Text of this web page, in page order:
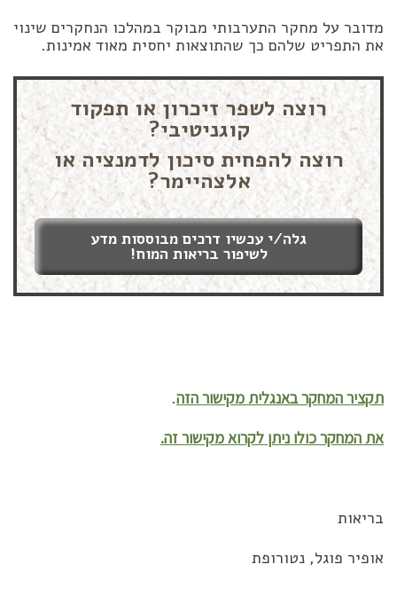
מדובר על מחקר התערבותי מבוקר במהלכו הנחקרים שינוי
את התפריט שלהם כך שהתוצאות יחסית מאוד אמינות.
רוצה לשפר זיכרון או תפקוד
קוגניטיבי?
רוצה להפחית סיכון לדמנציה או
אלצהיימר?
גלה/י עכשיו דרכים מבוססות מדע
לשיפור בריאות המוח!
תקציר המחקר באנגלית מקישור הזה.
את המחקר כולו ניתן לקרוא מקישור זה.
בריאות
אופיר פוגל, נטורופת